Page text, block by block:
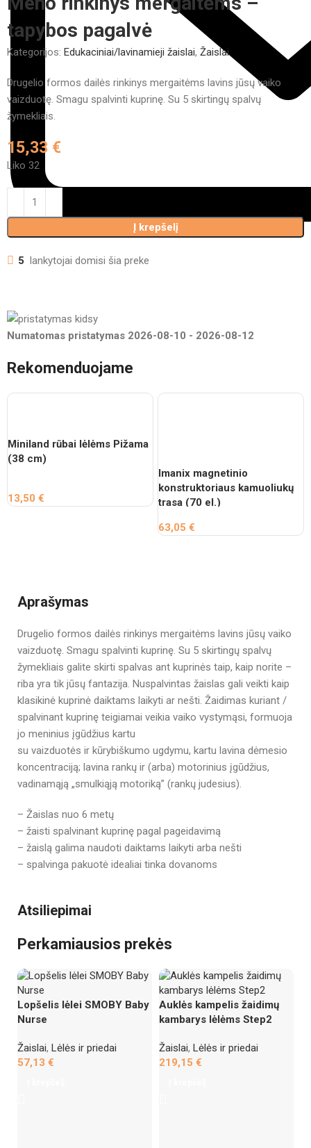
tapybos pagalvė
Kategorijos: Edukaciniai/lavinamieji žaislai, Žaislai
Drugelio formos dailės rinkinys mergaitėms lavins jūsų vaiko
vaizduotę. Smagu spalvinti kuprinę. Su 5 skirtingų spalvų
žymekliais.
15,33 €
Liko 32
Į krepšelį
5 lankytojai domisi šia preke
Numatomas pristatymas 2026-08-10 - 2026-08-12
Rekomenduojame
Miniland rūbai lėlėms Pižama
(38 cm)
13,50€
Imanix magnetinio
konstruktoriaus kamuoliukų
trasa (70 el.)
63,05 €
Aprašymas
Drugelio formos dailės rinkinys mergaitėms lavins jūsų vaiko
vaizduotę. Smagu spalvinti kuprinę. Su 5 skirtingų spalvų
žymekliais galite skirti spalvas ant kuprinės taip, kaip norite –
riba yra tik jūsų fantazija. Nuspalvintas žaislas gali veikti kaip
klasikinė kuprinė daiktams laikyti ar nešti. Žaidimas kuriant /
spalvinant kuprinę teigiamai veikia vaiko vystymąsi, formuoja
jo meninius įgūdžius kartu
su vaizduotės ir kūrybiškumo ugdymu, kartu lavina dėmesio
koncentraciją; lavina rankų ir (arba) motorinius įgūdžius,
vadinamąją „smulkiąją motoriką” (rankų judesius).
– Žaislas nuo 6 metų
– žaisti spalvinant kuprinę pagal pageidavimą
– žaislą galima naudoti daiktams laikyti arba nešti
– spalvinga pakuotė idealiai tinka dovanoms
Atsiliepimai
Perkamiausios prekės
Lopšelis lėlei SMOBY Baby
Nurse
Žaislai, Lėlės ir priedai
57,13 €
Auklės kampelis žaidimų
kambarys lėlėms Step2
Žaislai, Lėlės ir priedai
219,15 €